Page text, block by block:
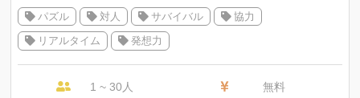
ーと対戦や協力ができるオン
パズル 対人 サバイバル 協力
リアルタイム 発想力
1 ~ 30人 無料